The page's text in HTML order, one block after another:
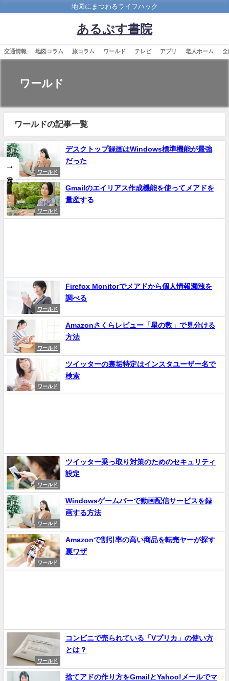
地図にまつわるライフハック
あるぷす書院
交通情報 地図コラム 旅コラム ワールド テレビ アプリ 老人ホーム 全
ワールド
ワールドの記事一覧
ワールド
デスクトップ録画はWindows標準機能が最強
だった
ワールド
Gmailのエイリアス作成機能を使ってメアドを
量産する
ワールド
Firefox Monitorでメアドから個人情報漏洩を
調べる
ワールド
Amazonさくらレビュー「星の数」で見分ける
方法
ワールド
ツイッターの裏垢特定はインスタユーザー名で
検索
ワールド
ツイッター乗っ取り対策のためのセキュリティ
設定
ワールド
Windowsゲームバーで動画配信サービスを録
画する方法
ワールド
Amazonで割引率の高い商品を転売ヤーが探す
裏ワザ
ワールド
コンビニで売られている「Vプリカ」の使い方
とは？
捨てアドの作り方をGmailとYahoo!メールでマ
→